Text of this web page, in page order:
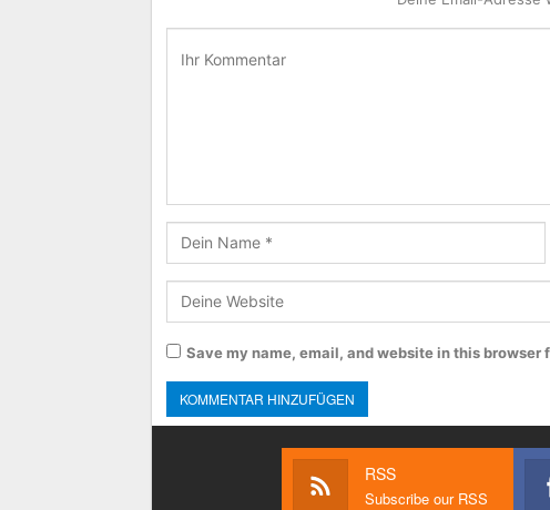
Save my name, email, and website in this browser
RSS
Subscribe our RSS